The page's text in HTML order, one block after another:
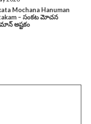
Mochana Hanuman
– సంకట మోచన
అష్టకం